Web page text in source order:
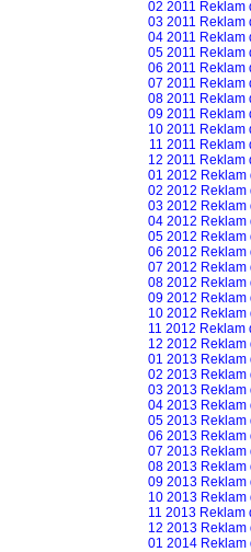
02 2011 Reklam
03 2011 Reklam
04 2011 Reklam
05 2011 Reklam
06 2011 Reklam
07 2011 Reklam
08 2011 Reklam
09 2011 Reklam
10 2011 Reklam
11 2011 Reklam
12 2011 Reklam
01 2012 Reklam
02 2012 Reklam
03 2012 Reklam
04 2012 Reklam
05 2012 Reklam
06 2012 Reklam
07 2012 Reklam
08 2012 Reklam
09 2012 Reklam
10 2012 Reklam
11 2012 Reklam
12 2012 Reklam
01 2013 Reklam
02 2013 Reklam
03 2013 Reklam
04 2013 Reklam
05 2013 Reklam
06 2013 Reklam
07 2013 Reklam
08 2013 Reklam
09 2013 Reklam
10 2013 Reklam
11 2013 Reklam
12 2013 Reklam
01 2014 Reklam